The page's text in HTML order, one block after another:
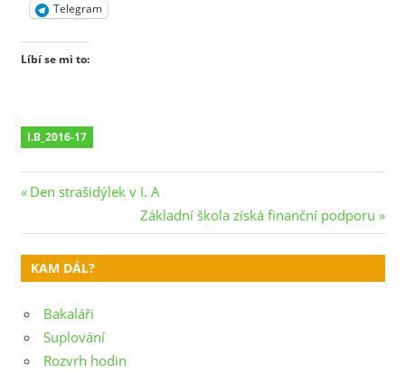
Telegram
Líbí se mi to:
I.B_2016-17
Navigace
pro
příspěvek
Previous
Den strašidýlek v I. A
Next
Post:
Základní škola získá finanční podporu
KAM DÁL?
Bakaláři
Suplování
Rozvrh hodin